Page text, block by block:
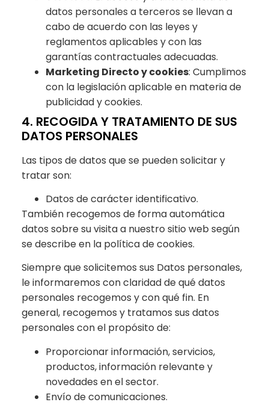
datos personales a terceros se llevan a
cabo de acuerdo con las leyes y
reglamentos aplicables y con las
garantías contractuales adecuadas.
Marketing Directo y cookies: Cumplimos
con la legislación aplicable en materia de
publicidad y cookies.
4. RECOGIDA Y TRATAMIENTO DE SUS
DATOS PERSONALES
Las tipos de datos que se pueden solicitar y
tratar son:
Datos de carácter identificativo.
También recogemos de forma automática
datos sobre su visita a nuestro sitio web según
se describe en la política de cookies.
Siempre que solicitemos sus Datos personales,
le informaremos con claridad de qué datos
personales recogemos y con qué fin. En
general, recogemos y tratamos sus datos
personales con el propósito de:
Proporcionar información, servicios,
productos, información relevante y
novedades en el sector.
Envío de comunicaciones.